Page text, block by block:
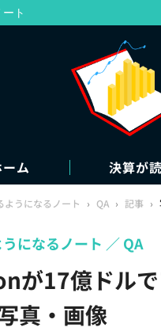
ム 決算が
ようになるノート › QA › 記事 ›
が17億ドル
真・画像
になるノート QA
ト